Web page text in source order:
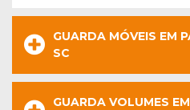
GUARDA MÓVEIS EM
SC
GUARDA VOLUMES